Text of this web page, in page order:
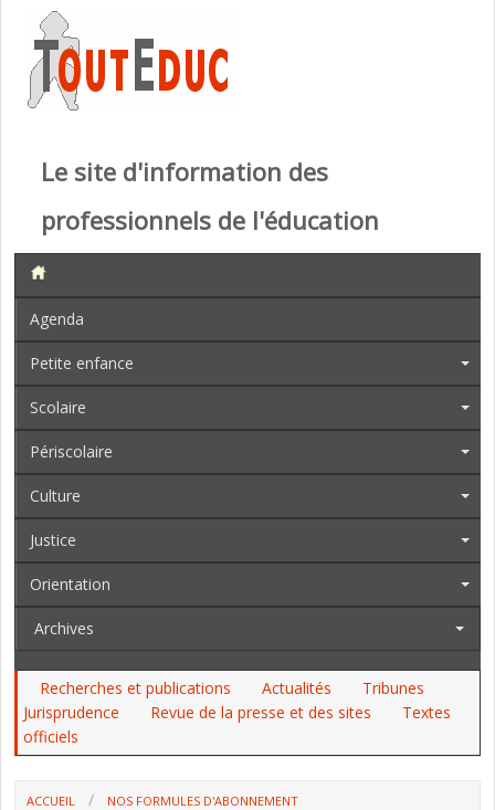
Le site d'information des
professionnels de l'éducation
Agenda
Petite enfance
Scolaire
Périscolaire
Culture
Justice
Orientation
Archives
Recherches et publications Actualités
Tribunes
Jurisprudence
Revue de la presse et des sites
Textes
officiels
ACCUEIL NOS FORMULES D'ABONNEMENT